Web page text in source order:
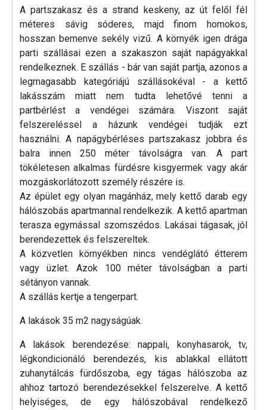
A partszakasz és a strand keskeny, az út felől fél
méteres sávig sóderes, majd finom homokos,
hosszan bemenve sekély vizű. A környék igen drága
parti szállásai ezen a szakaszon saját napágyakkal
rendelkeznek. E szállás - bár van saját partja, azonos a
legmagasabb kategóriájú szállásokéval - a kettő
lakásszám miatt nem tudta lehetővé tenni a
partbérlést a vendégei számára. Viszont saját
felszereléssel a házunk vendégei tudják ezt
használni. A napágybérléses partszakasz jobbra és
balra innen 250 méter távolságra van. A part
tökéletesen alkalmas fürdésre kisgyermek vagy akár
mozgáskorlátozott személy részére is.
Az épület egy olyan magánház, mely kettő darab egy
hálószobás apartmannal rendelkezik. A kettő apartman
terasza egymással szomszédos. Lakásai tágasak, jól
berendezettek és felszereltek.
A közvetlen környékben nincs vendéglátó étterem
vagy üzlet. Azok 100 méter távolságban a parti
sétányon vannak.
A szállás kertje a tengerpart.
A lakások 35 m2 nagyságúak.
A lakások berendezése: nappali, konyhasarok, tv,
légkondicionáló berendezés, kis ablakkal ellátott
zuhanytálcás fürdőszoba, egy tágas hálószoba az
ahhoz tartozó berendezésekkel felszerelve. A kettő
helyiséges, de egy hálószobával rendelkező